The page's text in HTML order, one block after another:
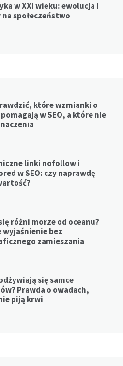
w XXI wieku: ewolucja i
na społeczeństwo
które wzmianki o
w SEO, a które nie
linki nofollow i
w SEO: czy naprawdę
różni morze od oceanu?
wyjaśnienie bez
zamieszania
się samce
Prawda o owadach,
piją krwi